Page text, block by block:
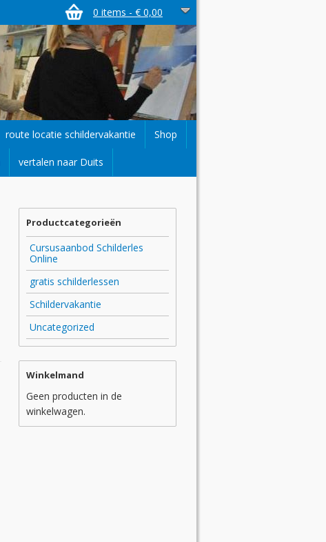
0 items - € 0,00
route locatie schildervakantie Shop
vertalen naar Duits
Productcategorieën
Cursusaanbod Schilderles
Online
gratis schilderlessen
Schildervakantie
Uncategorized
Winkelmand
Geen producten in de
winkelwagen.